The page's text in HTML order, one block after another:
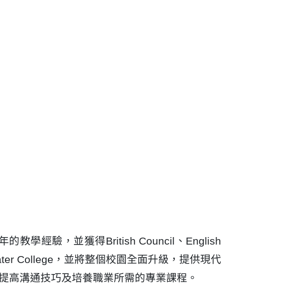
的教學經驗，並獲得British Council、English
College，並將整個校園全面升級，提供現代
溝通技巧及培養職業所需的專業課程。